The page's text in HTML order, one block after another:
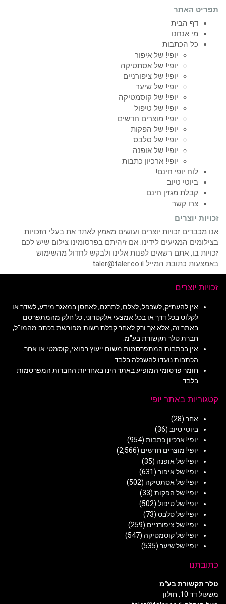
תפריט האתר
דף הבית
מי אנחנו
כל הכתבות
יופי! של איפור
יופי! של אסתטיקה
יופי! של ציפורניים
יופי! של שיער
יופי! של קוסמטיקה
יופי! של טיפול
יופי! מוצרים חדשים
יופי! של הפקות
יופי! של סלבס
יופי! של אופנה
יופי! ארכיון כתבות
לוח יופי חינם!
ביוטי טיוב
קבלת מגזין חינם
צרו קשר
זכויות יוצרים
אנו מכבדים זכויות יוצרים ועושים מאמץ לאתר את בעלי הזכויות
בצילומים המגיעים לידינו. אם זיהיתם בפרסומינו צילום שיש לכם
זכויות בו, אתם רשאים לפנות אלינו ולבקש לחדול מהשימוש
באמצעות כתובת המייל taler@taler.co.il
זכויות יוצרים
אין להעתיק, לשכפל, לצלם, לתרגם, לאחסן במאגר מידע, לשדר או
לקלוט בכל דרך או בכל אמצעי אלקטרוני, כל חלק מהמתפרסם
באתר זה, אלא אך ורק לאחר קבלת רשות מפורשת בכתב מהמו"ל,
חברת טלר תקשורת בע"מ.
אין בכתבות המתפרסמות משום ייעוץ רפואי, קוסמטי או אחר.
הכתבות נועדו להשכלה בלבד.
חומר פרסומי המופיע באתר הינו באחריות החברות המפרסמות
בלבד.
קטגוריות באתר יופי
אחר (28)
ביוטי טיוב (36)
יופי! ארכיון כתבות (954)
יופי! מוצרים חדשים (2,566)
יופי! של אופנה (35)
יופי! של איפור (631)
יופי! של אסתטיקה (502)
יופי! של הפקות (33)
יופי! של טיפול (502)
יופי! של סלבס (73)
יופי! של ציפורניים (259)
יופי! של קוסמטיקה (547)
יופי! של שיער (535)
כתובתנו
טלר תקשורת בע"מ
משעול דר 10, חולון